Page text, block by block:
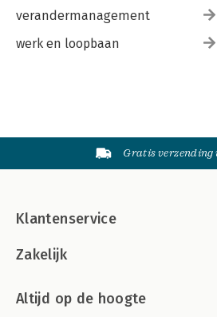
verandermanagement
werk en loopbaan
Gratis
Klantenservice
Zakelijk
Altijd op de hoogte